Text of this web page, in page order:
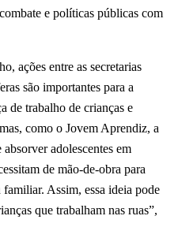
e políticas públicas com
ações entre as secretarias
são importantes para a
de trabalho de crianças e
como o Jovem Aprendiz, a
adolescentes em
de mão-de-obra para
Assim, essa ideia pode
que trabalham nas ruas”,